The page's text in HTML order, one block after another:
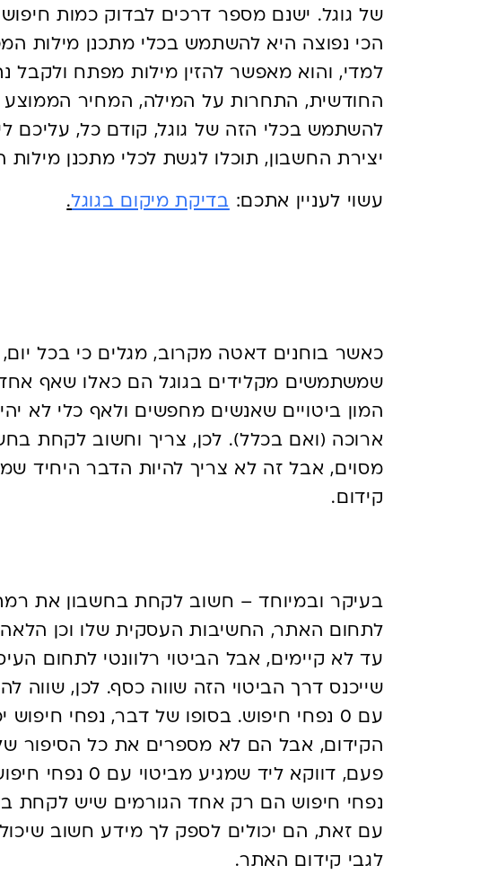
של גוגל. ישנם מספר דרכים לבדוק כמות
הכי נפוצה היא להשתמש בכלי מתכנן מילות
למדי, והוא מאפשר להזין מילות מפתח ולקבל
החודשית, התחרות על המילה, המחיר הממוצע
להשתמש בכלי הזה של גוגל, קודם כל, עליכם
יצירת החשבון, תוכלו לגשת לכלי מתכנן
עשוי לעניין אתכם: בדיקת מיקום בגוגל.
שמשתמשים מקלידים בגוגל הם כאלו שאף
המון ביטויים שאנשים מחפשים ולאף כלי לא
ארוכה (ואם בכלל). לכן, צריך וחשוב לקחת
מסוים, אבל זה לא צריך להיות הדבר היחיד
קידום.
בעיקר ובמיוחד – חשוב לקחת בחשבון את רמת
לתחום האתר, החשיבות העסקית שלו וכן
עד לא קיימים, אבל הביטוי רלוונטי לתחום
שייכנס דרך הביטוי הזה שווה כסף. לכן, שווה
עם 0 נפחי חיפוש. בסופו של דבר, נפחי
הקידום, אבל הם לא מספרים את כל הסיפור של
פעם, דווקא ליד
עם זאת, הם יכולים לספק לך מידע חשוב
לגבי קידום האתר.